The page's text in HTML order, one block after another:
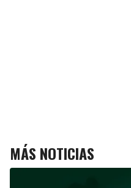
MÁS NOTICIAS